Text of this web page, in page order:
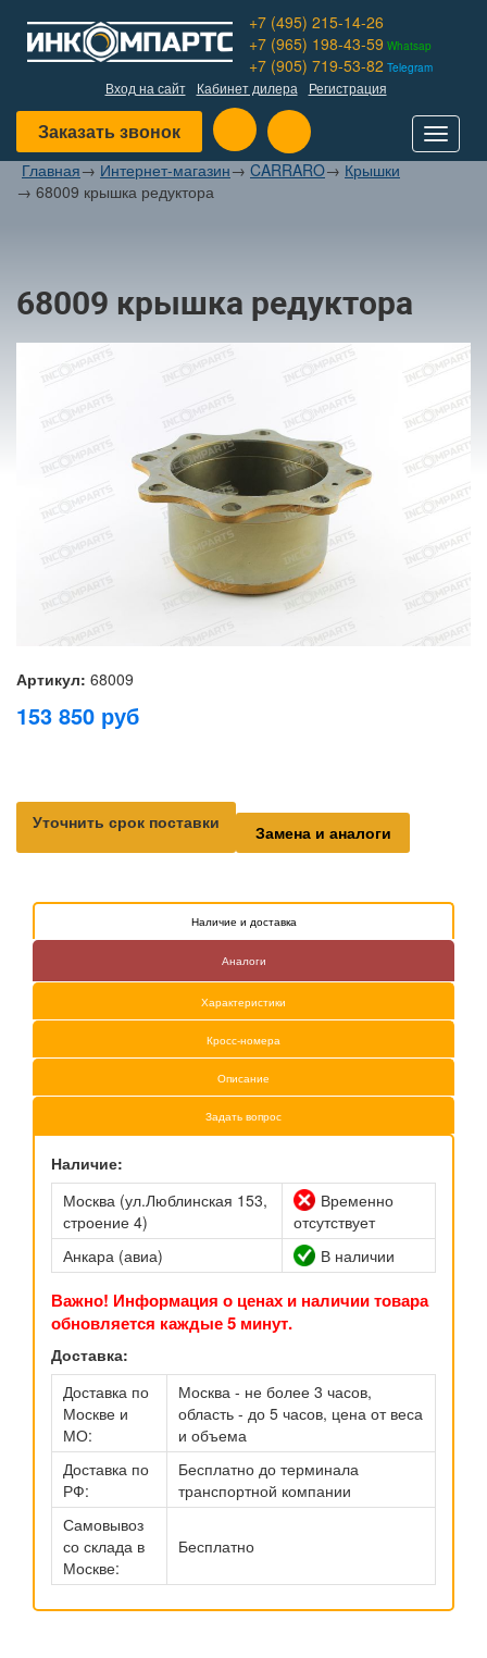
+7 (495) 215-14-26
+7 (965) 198-43-59 Whatsap
+7 (905) 719-53-82 Telegram
Вход на сайт Кабинет дилера Регистрация
Заказать звонок
Toggle
Главная→ Интернет-магазин→ CARRARO→ Крышки
→ 68009 крышка редуктора
68009 крышка редуктора
Артикул: 68009
153 850 руб
Уточнить срок поставки Замена и аналоги
Наличие и доставка
Аналоги
Характеристики
Кросс-номера
Описание
Задать вопрос
Наличие:
Москва (ул.Люблинская 153,
строение 4)
Временно
отсутствует
Анкара (авиа)
В наличии
Важно! Информация о ценах и наличии товара
обновляется каждые 5 минут.
Доставка:
Доставка по
Москве и
МО:
Москва - не более 3 часов,
область - до 5 часов, цена от веса
и объема
Доставка по
РФ:
Бесплатно до терминала
транспортной компании
Самовывоз
со склада в
Москве:
Бесплатно